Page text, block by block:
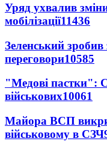
Уряд ухвалив
мобілізації11436
Зеленський
переговори10585
"Медові пастки":
військових10061
Майора ВСП
військовому в СЗЧ